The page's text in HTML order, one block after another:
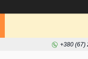
+380 (67)